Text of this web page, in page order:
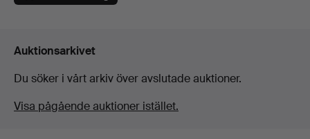
Auktionsarkivet
Du söker i vårt arkiv över avslutade auktioner.
Visa pågående auktioner istället.